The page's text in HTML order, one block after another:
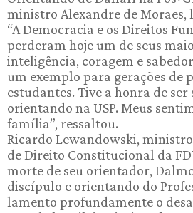
ministro Alexandre de Moraes,
“A Democracia e os Direitos
perderam hoje um de seus
inteligência, coragem e
um exemplo para gerações de
estudantes. Tive a honra de ser
orientando na USP. Meus
família”, ressaltou.
Ricardo Lewandowski, ministro
de Direito Constitucional da
morte de seu orientador,
discípulo e orientando do
lamento profundamente o